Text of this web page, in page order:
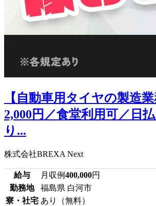
【自動車用タイヤの製造
2,000円／食堂利用可／日
り...
株式会社BREXA Next
給与 月収例400,000円
勤務地
福島県 白河市
寮・社宅 あり（無料）